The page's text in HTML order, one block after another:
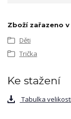
Zboží zařazeno
Děti
Trička
Ke stažení
Tabulka